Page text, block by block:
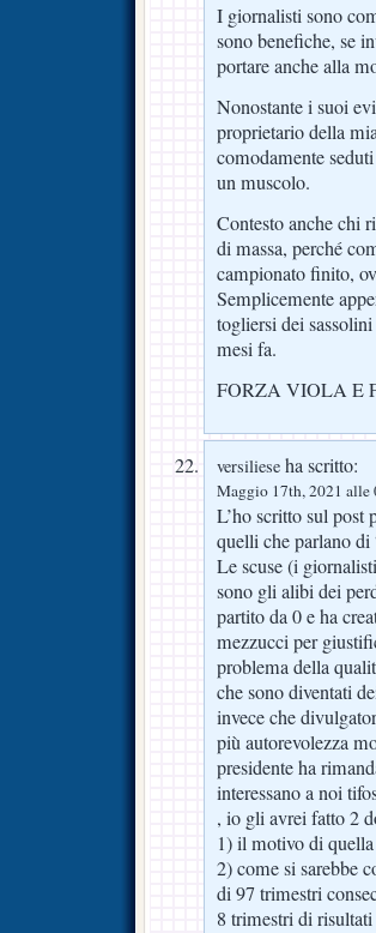
I giornalisti sono
sono benefiche, se
portare anche alla
Nonostante i suoi
proprietario della
comodamente
un muscolo.
Contesto anche chi
di massa, perché
campionato finito,
Semplicemente
togliersi dei
mesi fa.
FORZA VIOLA E
versiliese ha scritto:
Maggio 17th, 2021 alle
L’ho scritto sul post
quelli che parlano di
Le scuse (i
sono gli alibi dei
partito da 0 e ha
mezzucci per
problema della
che sono diventati
invece che
più autorevolezza
presidente ha
interessano a noi
, io gli avrei fatto 2
1) il motivo di
2) come si sarebbe
di 97 trimestri
8 trimestri di